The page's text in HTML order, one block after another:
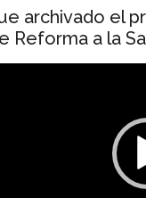
archivado el
Reforma a la